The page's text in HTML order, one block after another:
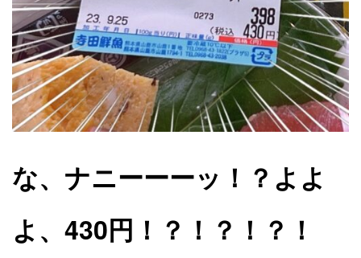
な、ナニーーーッ！？よよ
よ、430円！？！？！？！